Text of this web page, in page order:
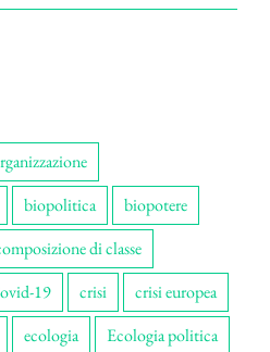
biopolitica
biopotere
di classe
19 crisi
crisi europea
ecologia
Ecologia politica